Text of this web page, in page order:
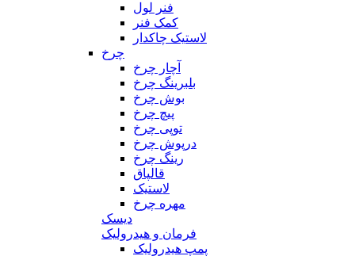
فنر لول
کمک فنر
لاستیک چاکدار
چرخ
آچار چرخ
بلبرینگ چرخ
بوش چرخ
پیچ چرخ
توپی چرخ
درپوش چرخ
رینگ چرخ
قالپاق
لاستیک
مهره چرخ
دیسک
فرمان و هیدرولیک
پمپ هیدرولیک